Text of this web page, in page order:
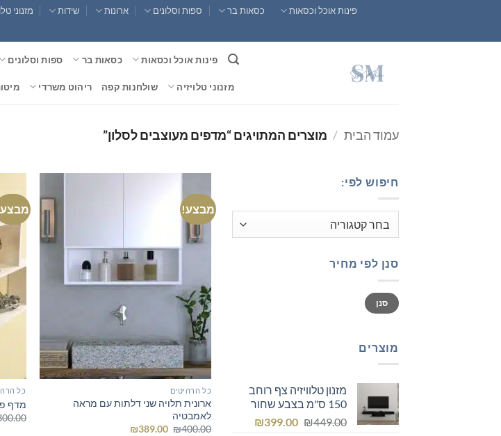
content
פינות אוכל וכסאות כסאות בר ספות וסלונים ארונות שידות מזנוני
פינות אוכל וכסאות כסאות בר ספות וסלונים
מזנוני טלויזיה שולחנות קפה ריהוט משרדי
עמוד הבית / מוצרים המתויגים “מדפים מעוצבים לסלון”
חיפוש לפי:
סנן לפי מחיר
מחיר
מינימלי
מחיר
מקסימלי
סנן
מוצרים
מזנון טלוויזיה צף רוחב
150 ס"מ בצבע שחור
₪449.00
המחיר ₪399.00
המחיר
מבצע!
כל הרהיטים
ארונית תלויה שני דלתות עם מראה
לאמבטיה
₪400.00
המחיר ₪389.00
כל
מדף